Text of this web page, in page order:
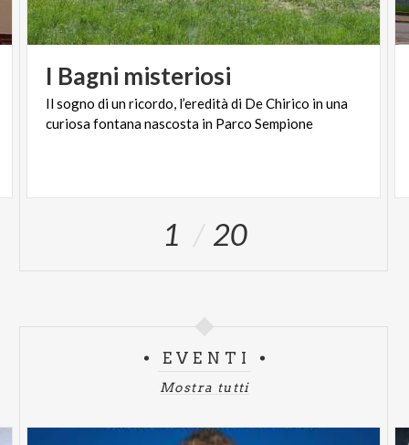
I Bagni misteriosi
Ilsogno diunricordo, l’ereditàdi DeChirico inuna
curiosafontananascosta in Parco Sempione
1 20
EVENTI
Mostra tutti